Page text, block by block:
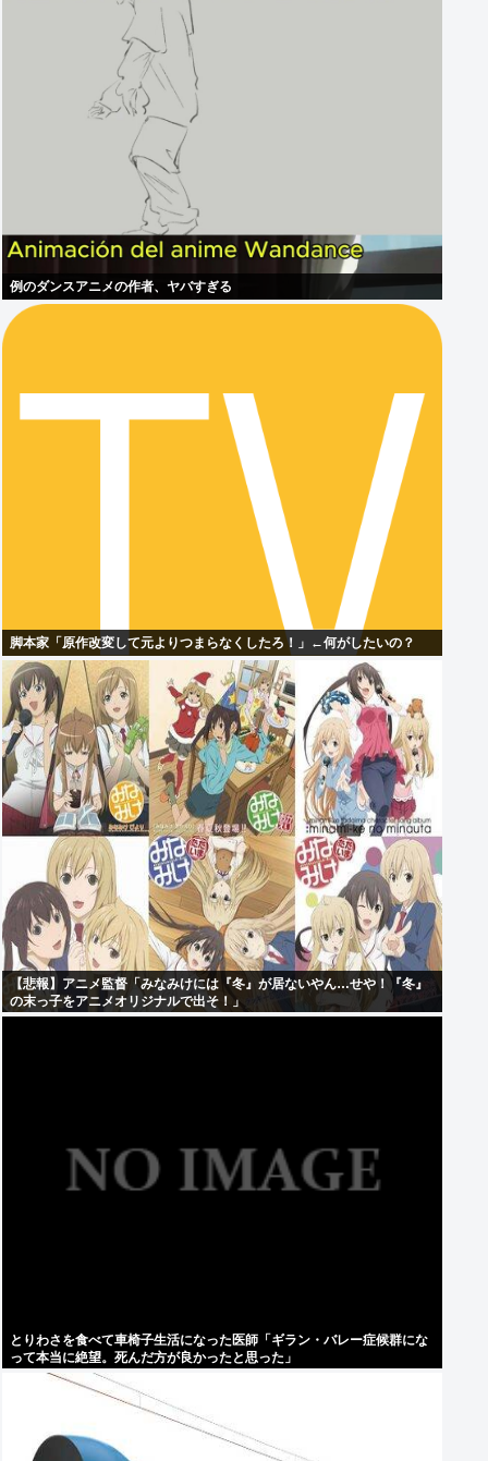
例のダンスアニメの作者、ヤバすぎる
脚本家「原作改変して元よりつまらなくしたろ！」←何がしたいの？
【悲報】アニメ監督「みなみけには『冬』が居ないやん…せや！『冬』
の末っ子をアニメオリジナルで出そ！」
とりわさを食べて車椅子生活になった医師「ギラン・バレー症候群にな
って本当に絶望。死んだ方が良かったと思った」